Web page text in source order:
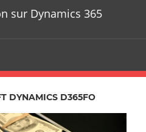
sur Dynamics 365
DYNAMICS D365FO